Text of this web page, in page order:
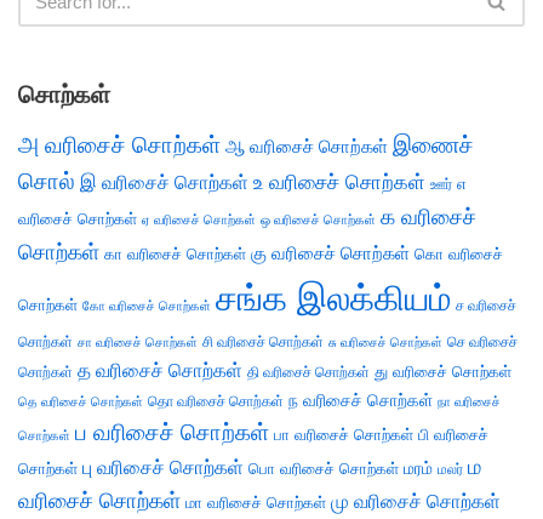
சொற்கள்
அ வரிசைச் சொற்கள் ஆ வரிசைச் சொற்கள் இணைச்
சொல் இ வரிசைச் சொற்கள் உ வரிசைச் சொற்கள் ஊர் எ
வரிசைச் சொற்கள் ஏ வரிசைச் சொற்கள் ஒ வரிசைச் சொற்கள் க வரிசைச்
சொற்கள் கா வரிசைச் சொற்கள் கு வரிசைச் சொற்கள் கொ வரிசைச்
சொற்கள் கோ வரிசைச் சொற்கள் சங்க இலக்கியம் ச வரிசைச்
சொற்கள் சா வரிசைச் சொற்கள் சி வரிசைச் சொற்கள் சு வரிசைச் சொற்கள் செ வரிசைச்
சொற்கள் த வரிசைச் சொற்கள் தி வரிசைச் சொற்கள் து வரிசைச் சொற்கள்
தெ வரிசைச் சொற்கள் தொ வரிசைச் சொற்கள் ந வரிசைச் சொற்கள் நா வரிசைச்
சொற்கள் ப வரிசைச் சொற்கள் பா வரிசைச் சொற்கள் பி வரிசைச்
சொற்கள் பு வரிசைச் சொற்கள் பொ வரிசைச் சொற்கள் மரம் மலர் ம
வரிசைச் சொற்கள் மா வரிசைச் சொற்கள் மு வரிசைச் சொற்கள்